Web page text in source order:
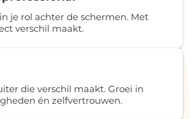
je rol achter de schermen. Met
verschil maakt.
die verschil maakt. Groei in
én zelfvertrouwen.